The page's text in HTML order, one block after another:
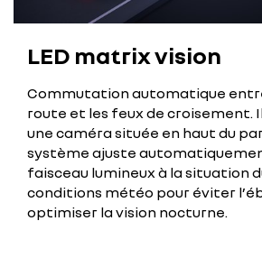
LED matrix vision
Commutation automatique
route et les feux de croisement.
une caméra située en haut du
système ajuste
faisceau lumineux à la situation
conditions météo pour éviter
optimiser la vision nocturne.